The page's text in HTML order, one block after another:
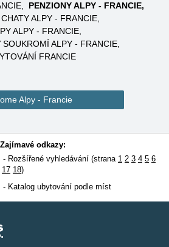
PENZIONY ALPY - FRANCIE
ALPY - FRANCIE
ALPY - FRANCIE
SOUKROMÍ ALPY - FRANCIE
FRANCIE
Alpy - Francie
Zajímavé odkazy:
Rozšířené vyhledávání (strana 1 2 3 4 5 6
17 18)
Katalog ubytování podle míst